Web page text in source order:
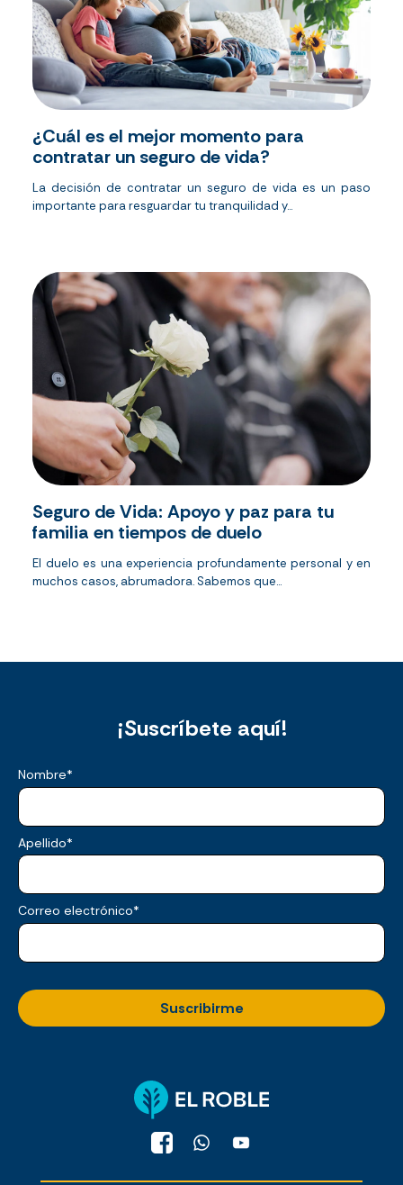
¿Cuál es el mejor momento para
contratar un seguro de vida?
La decisión de contratar un seguro de vida es un paso
importante para resguardar tu tranquilidad y...
Seguro de Vida: Apoyo y paz para tu
familia en tiempos de duelo
El duelo es una experiencia profundamente personal y en
muchos casos, abrumadora. Sabemos que...
¡Suscríbete aquí!
Nombre*
Apellido*
Correo electrónico*